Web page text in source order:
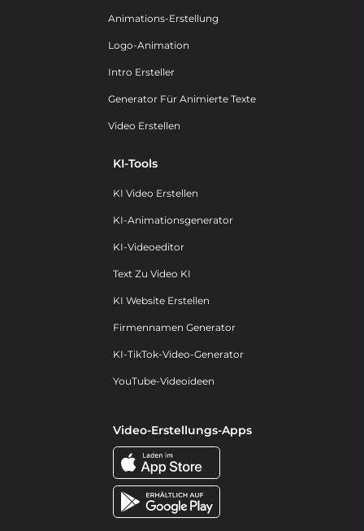
Animations-Erstellung
Logo-Animation
Intro Ersteller
Generator Für Animierte Texte
Video Erstellen
KI-Tools
KI Video Erstellen
KI-Animationsgenerator
KI-Videoeditor
Text Zu Video KI
KI Website Erstellen
Firmennamen Generator
KI-TikTok-Video-Generator
YouTube-Videoideen
Video-Erstellungs-Apps